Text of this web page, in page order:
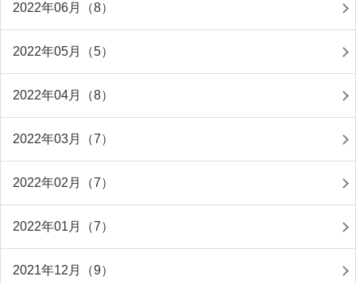
2022年06月（8）
2022年05月（5）
2022年04月（8）
2022年03月（7）
2022年02月（7）
2022年01月（7）
2021年12月（9）